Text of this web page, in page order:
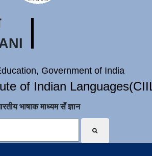
Government of India
of Indian
भाषाक माध्यम सँ ज्ञान